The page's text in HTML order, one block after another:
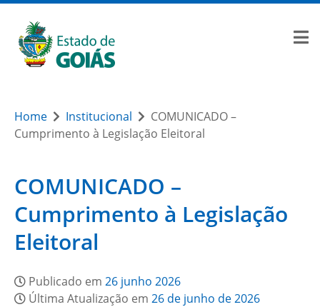
Home Institucional
COMUNICADO –
Cumprimento à Legislação Eleitoral
COMUNICADO –
Cumprimento à Legislação
Eleitoral
Publicado em 26 junho 2026
Última Atualização em 26 de junho de 2026